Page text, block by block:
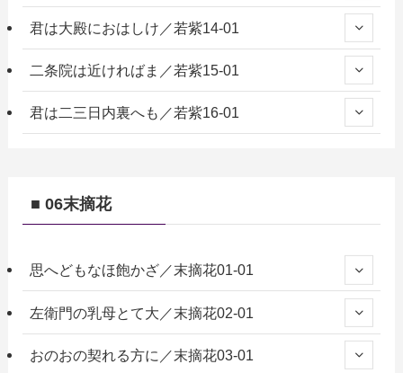
君は大殿におはしけ／若紫14-01
二条院は近ければま／若紫15-01
君は二三日内裏へも／若紫16-01
■ 06末摘花
思へどもなほ飽かざ／末摘花01-01
左衛門の乳母とて大／末摘花02-01
おのおの契れる方に／末摘花03-01